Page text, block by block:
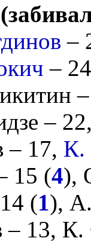
–
–
–
– 17, К.
15 (4),
(1),
– 13, К.